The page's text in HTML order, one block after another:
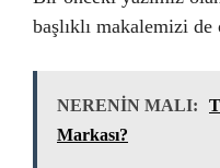
başlıklı makalemizi de
NERENİN MALI:
Markası?